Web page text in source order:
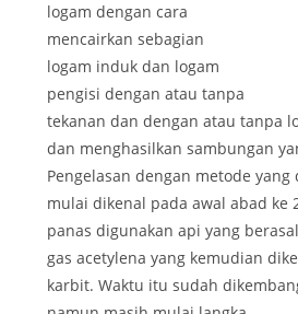
logam dengan cara
mencairkan sebagian
logam induk dan logam
pengisi dengan atau tanpa
tekanan dan dengan atau tanpa
dan menghasilkan sambungan
Pengelasan dengan metode yang
mulai dikenal pada awal abad ke
panas digunakan api yang
gas acetylena yang kemudian
karbit. Waktu itu sudah